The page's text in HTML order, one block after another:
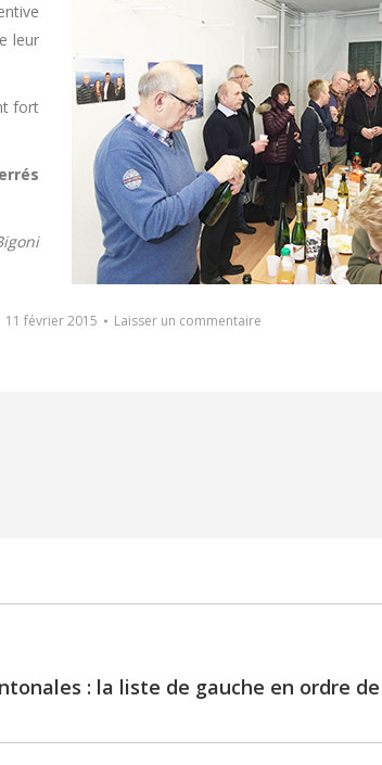
leur
fort
11 février 2015 Laisser un commentaire
: la liste de gauche en ordre